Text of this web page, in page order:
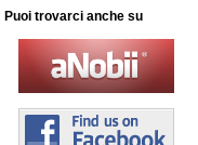
Puoi trovarci anche su